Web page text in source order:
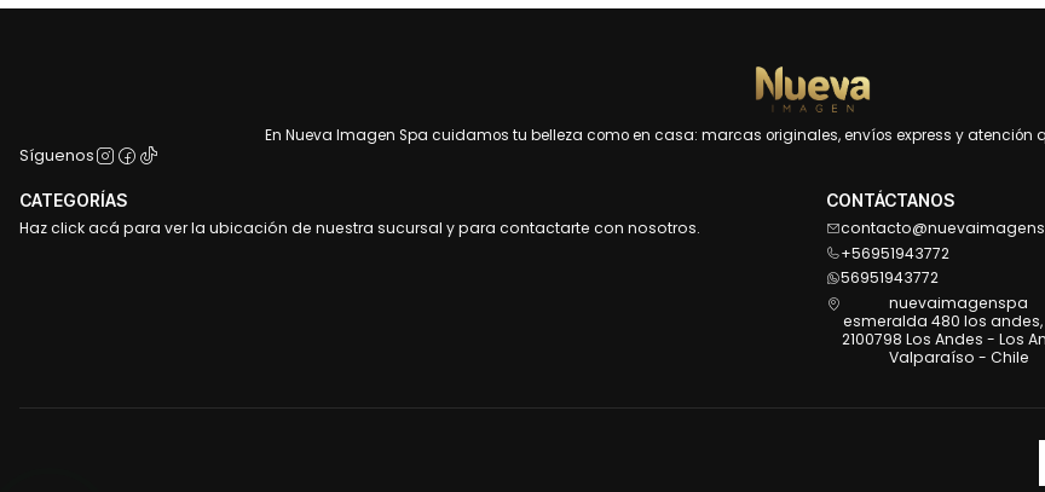
En Nueva Imagen Spa cuidamos tu belleza como en casa: marcas originales, envíos express y atención
Síguenos
CATEGORÍAS
Haz click acá para ver la ubicación de nuestra sucursal y para contactarte con nosotros.
CONTÁCTANOS
+56951943772
56951943772
nuevaimagenspa
esmeralda 480 los andes,
2100798 Los Andes - Los
Valparaíso - Chile